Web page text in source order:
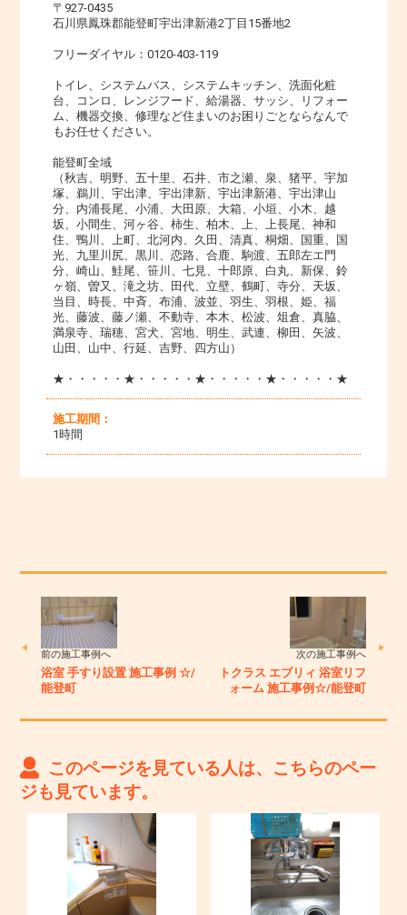
〒927-0435
石川県鳳珠郡能登町宇出津新港2丁目15番地2
フリーダイヤル：0120-403-119
トイレ、システムバス、システムキッチン、洗面化粧
台、コンロ、レンジフード、給湯器、サッシ、リフォー
ム、機器交換、修理など住まいのお困りごとならなんで
もお任せください。
能登町全域
（秋吉、明野、五十里、石井、市之瀬、泉、猪平、宇加
塚、鵜川、宇出津、宇出津新、宇出津新港、宇出津山
分、内浦長尾、小浦、大田原、大箱、小垣、小木、越
坂、小間生、河ヶ谷、柿生、柏木、上、上長尾、神和
住、鴨川、上町、北河内、久田、清真、桐畑、国重、国
光、九里川尻、黒川、恋路、合鹿、駒渡、五郎左エ門
分、崎山、鮭尾、笹川、七見、十郎原、白丸、新保、鈴
ヶ嶺、曽又、滝之坊、田代、立壁、鶴町、寺分、天坂、
当目、時長、中斉、布浦、波並、羽生、羽根、姫、福
光、藤波、藤ノ瀬、不動寺、本木、松波、俎倉、真脇、
満泉寺、瑞穂、宮犬、宮地、明生、武連、柳田、矢波、
山田、山中、行延、吉野、四方山）
★・・・・・★・・・・・★・・・・・★・・・・・★
施工期間：
1時間
前の施工事例へ
浴室 手すり設置 施工事例 ☆/
能登町
次の施工事例へ
トクラス エブリィ 浴室リフ
ォーム 施工事例☆/能登町
このページを見ている人は、こちらのペー
ジも見ています。